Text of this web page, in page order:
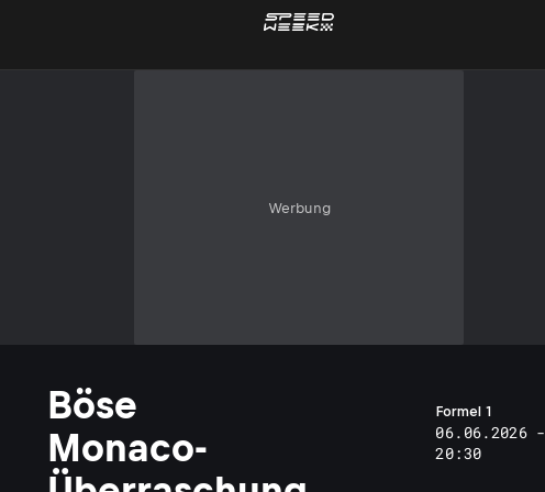
Werbung
Böse
Monaco-
Formel 1
06.06.2026 -
20:30